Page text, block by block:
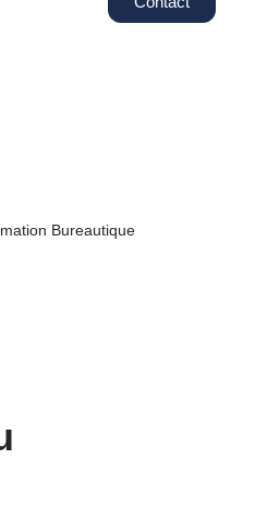
Bureautique